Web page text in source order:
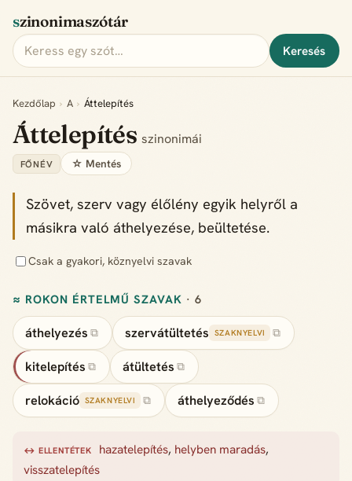
szinonimaszótár
Keresés
Kezdőlap › A › Áttelepítés
Áttelepítésszinonimái
FŐNÉV ☆ Mentés
Szövet, szerv vagy élőlény egyik helyről a
másikra való áthelyezése, beültetése.
Csak a gyakori, köznyelvi szavak
≈ ROKON ÉRTELMŰ SZAVAK · 6
áthelyezés ⧉ szervátültetés SZAKNYELVI ⧉
kitelepítés ⧉ átültetés ⧉
relokáció SZAKNYELVI ⧉ áthelyeződés ⧉
↔ ELLENTÉTEK hazatelepítés, helyben maradás,
visszatelepítés